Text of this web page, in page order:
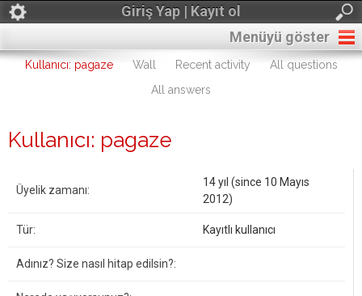
Giriş Yap | Kayıt ol
Menüyü göster
Kullanıcı: pagaze Wall Recent activity
All questions
All answers
Kullanıcı: pagaze
Üyelik zamanı:
14 yıl (since 10 Mayıs
2012)
Tür: Kayıtlı kullanıcı
Adınız? Size nasıl hitap edilsin?: